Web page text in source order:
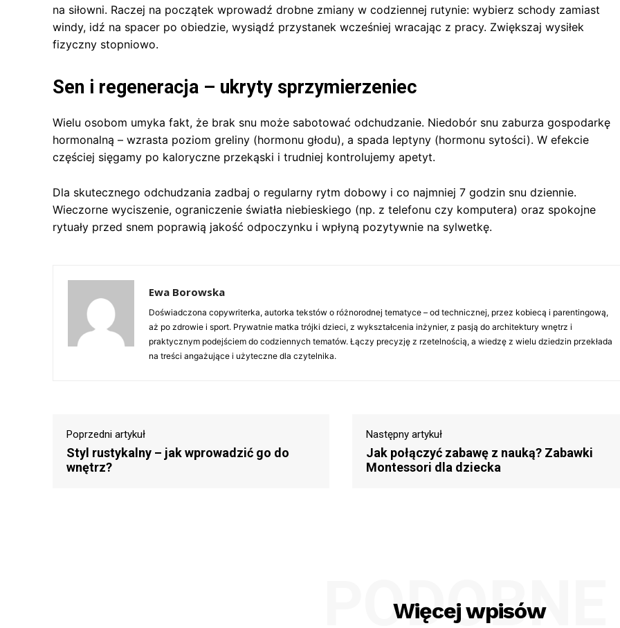
na siłowni. Raczej na początek wprowadź drobne zmiany w codziennej rutynie: wybierz schody zamiast
windy, idź na spacer po obiedzie, wysiądź przystanek wcześniej wracając z pracy. Zwiększaj wysiłek
fizyczny stopniowo.
Sen i regeneracja – ukryty sprzymierzeniec
Wielu osobom umyka fakt, że brak snu może sabotować odchudzanie. Niedobór snu zaburza gospodarkę
hormonalną – wzrasta poziom greliny (hormonu głodu), a spada leptyny (hormonu sytości). W efekcie
częściej sięgamy po kaloryczne przekąski i trudniej kontrolujemy apetyt.
Dla skutecznego odchudzania zadbaj o regularny rytm dobowy i co najmniej 7 godzin snu dziennie.
Wieczorne wyciszenie, ograniczenie światła niebieskiego (np. z telefonu czy komputera) oraz spokojne
rytuały przed snem poprawią jakość odpoczynku i wpłyną pozytywnie na sylwetkę.
Ewa Borowska
Doświadczona copywriterka, autorka tekstów o różnorodnej tematyce – od technicznej, przez kobiecą i parentingową,
aż po zdrowie i sport. Prywatnie matka trójki dzieci, z wykształcenia inżynier, z pasją do architektury wnętrz i
praktycznym podejściem do codziennych tematów. Łączy precyzję z rzetelnością, a wiedzę z wielu dziedzin przekłada
na treści angażujące i użyteczne dla czytelnika.
Poprzedni artykuł
Styl rustykalny – jak wprowadzić go do
wnętrz?
Następny artykuł
Jak połączyć zabawę z nauką? Zabawki
Montessori dla dziecka
Więcej wpisów
PODOBNE